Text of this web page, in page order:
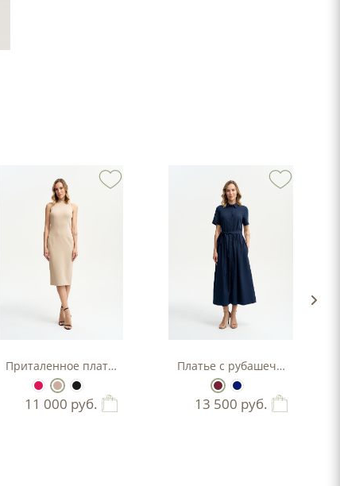
Приталенное платье-футляр
11 000 руб.
Платье с рубашечным
13 500 руб.